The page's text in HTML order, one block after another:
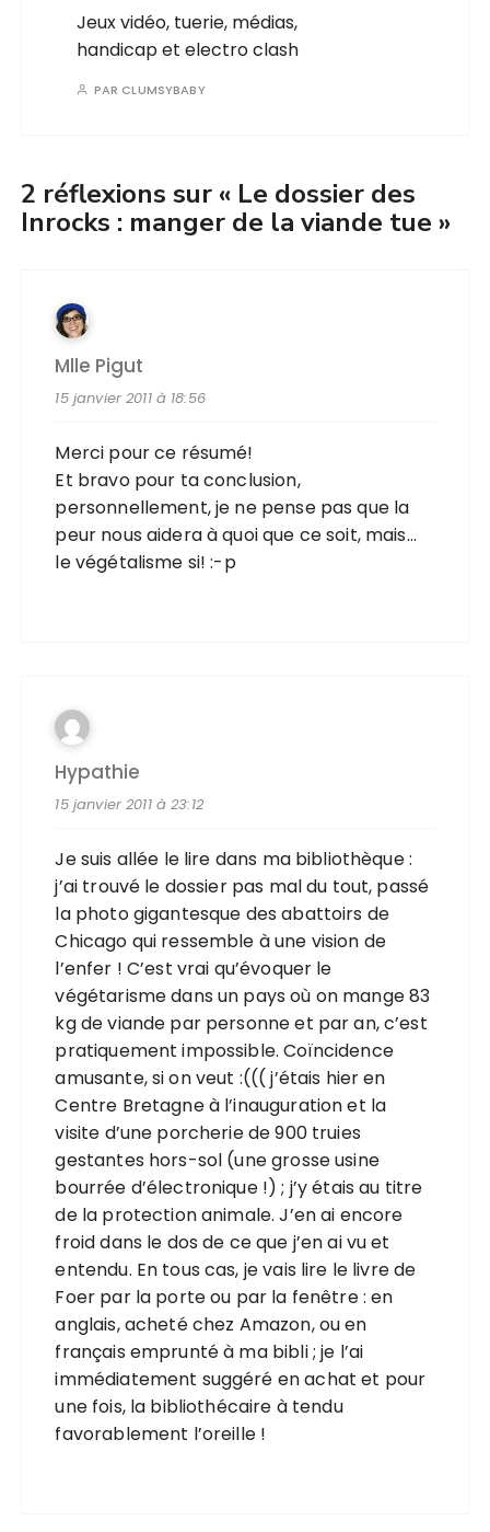
Jeux vidéo, tuerie, médias,
handicap et electro clash
PAR CLUMSYBABY
2 réflexions sur « Le dossier des
Inrocks : manger de la viande tue »
Mlle Pigut
15 janvier 2011 à 18:56
Merci pour ce résumé!
Et bravo pour ta conclusion,
personnellement, je ne pense pas que la
peur nous aidera à quoi que ce soit, mais…
le végétalisme si! :-p
Hypathie
15 janvier 2011 à 23:12
Je suis allée le lire dans ma bibliothèque :
j’ai trouvé le dossier pas mal du tout, passé
la photo gigantesque des abattoirs de
Chicago qui ressemble à une vision de
l’enfer ! C’est vrai qu’évoquer le
végétarisme dans un pays où on mange 83
kg de viande par personne et par an, c’est
pratiquement impossible. Coïncidence
amusante, si on veut :((( j’étais hier en
Centre Bretagne à l’inauguration et la
visite d’une porcherie de 900 truies
gestantes hors-sol (une grosse usine
bourrée d’électronique !) ; j’y étais au titre
de la protection animale. J’en ai encore
froid dans le dos de ce que j’en ai vu et
entendu. En tous cas, je vais lire le livre de
Foer par la porte ou par la fenêtre : en
anglais, acheté chez Amazon, ou en
français emprunté à ma bibli ; je l’ai
immédiatement suggéré en achat et pour
une fois, la bibliothécaire à tendu
favorablement l’oreille !